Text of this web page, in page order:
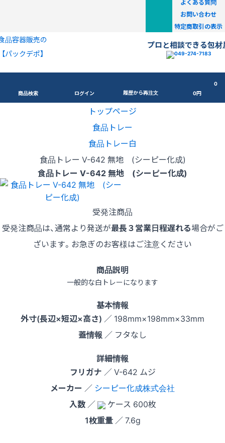
よくある質問
お問い合わせ
特定商取引の表示
品容器販売の
【パックデポ】
プロと相談できる包材
商品検索 ログイン 履歴から再注文
0
0円
トップページ
食品トレー
食品トレー白
食品トレー V-642 無地 (シーピー化成)
食品トレー V-642 無地 (シーピー化成)
受発注商品
受発注商品は、通常より発送が最長３営業日程遅れる場合がご
ざいます。お急ぎのお客様はご注意ください
商品説明
一般的な白トレーになります
基本情報
外寸(長辺×短辺×高さ) ／ 198mm×198mm×33mm
蓋情報 ／ フタなし
詳細情報
フリガナ ／ V-642 ムジ
メーカー ／ シーピー化成株式会社
入数／
ケース 600枚
1枚重量／ 7.6g